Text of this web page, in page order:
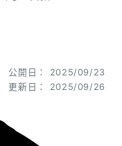
公開日： 2025/09/23
更新日： 2025/09/26